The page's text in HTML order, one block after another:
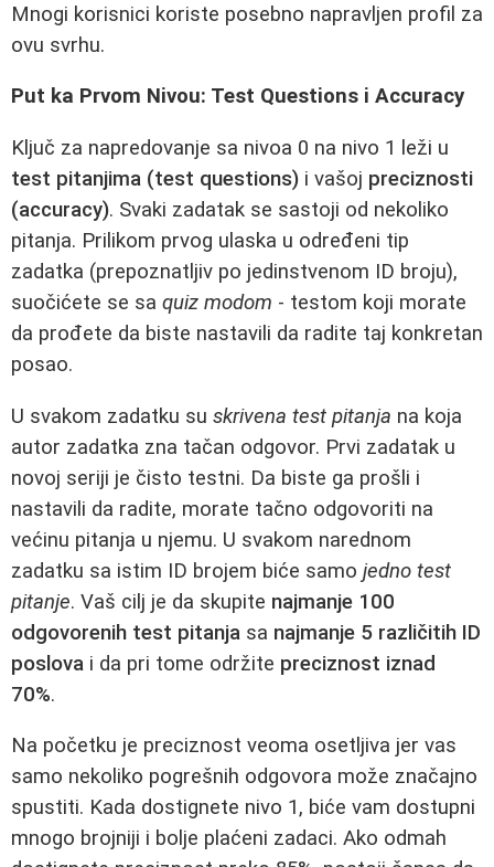
Mnogi korisnici koriste posebno napravljen profil za
ovu svrhu.
Put ka Prvom Nivou: Test Questions i Accuracy
Ključ za napredovanje sa nivoa 0 na nivo 1 leži u
test pitanjima (test questions) i vašoj preciznosti
(accuracy). Svaki zadatak se sastoji od nekoliko
pitanja. Prilikom prvog ulaska u određeni tip
zadatka (prepoznatljiv po jedinstvenom ID broju),
suočićete se sa quiz modom - testom koji morate
da prođete da biste nastavili da radite taj konkretan
posao.
U svakom zadatku su skrivena test pitanja na koja
autor zadatka zna tačan odgovor. Prvi zadatak u
novoj seriji je čisto testni. Da biste ga prošli i
nastavili da radite, morate tačno odgovoriti na
većinu pitanja u njemu. U svakom narednom
zadatku sa istim ID brojem biće samo jedno test
pitanje. Vaš cilj je da skupite najmanje 100
odgovorenih test pitanja sa najmanje 5 različitih ID
poslova i da pri tome održite preciznost iznad
70%.
Na početku je preciznost veoma osetljiva jer vas
samo nekoliko pogrešnih odgovora može značajno
spustiti. Kada dostignete nivo 1, biće vam dostupni
mnogo brojniji i bolje plaćeni zadaci. Ako odmah